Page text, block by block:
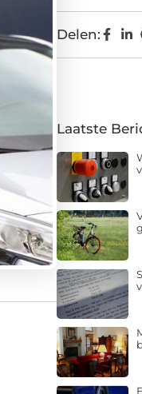
Delen:
Laatste